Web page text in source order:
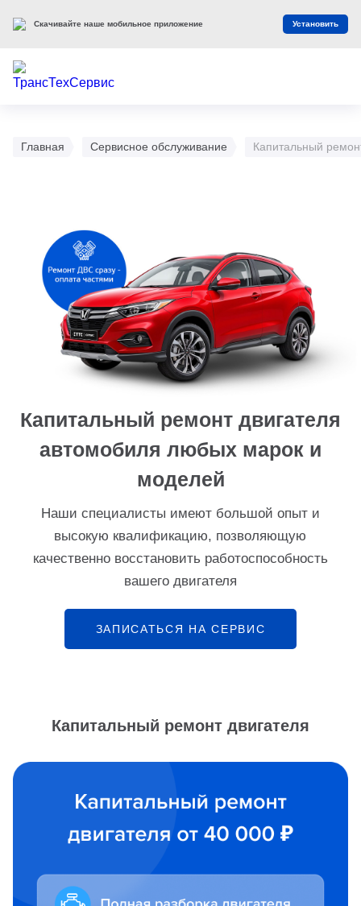
Главная Сервисное обслуживание Капитальный
Капитальный ремонт двигателя
автомобиля любых марок и
моделей
Наши специалисты имеют большой опыт и
высокую квалификацию, позволяющую
качественно восстановить работоспособность
вашего двигателя
ЗАПИСАТЬСЯ НА СЕРВИС
Капитальный ремонт двигателя
Скачивайте наше мобильное приложение Установить